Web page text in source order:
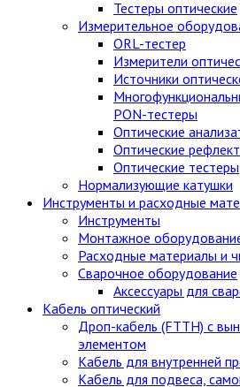
Тестеры оптические
Измерительное
ORL-тестер
Измерители
Источники
PON-тестеры
Оптические
Оптические
Оптические тестеры
Нормализующие катушки
Инструменты и расходные
Инструменты
Монтажное
Расходные материалы и
Сварочное оборудование
Аксессуары для
Кабель оптический
Дроп-кабель (FTTH) с
элементом
Кабель для внутренней
Кабель для подвеса,